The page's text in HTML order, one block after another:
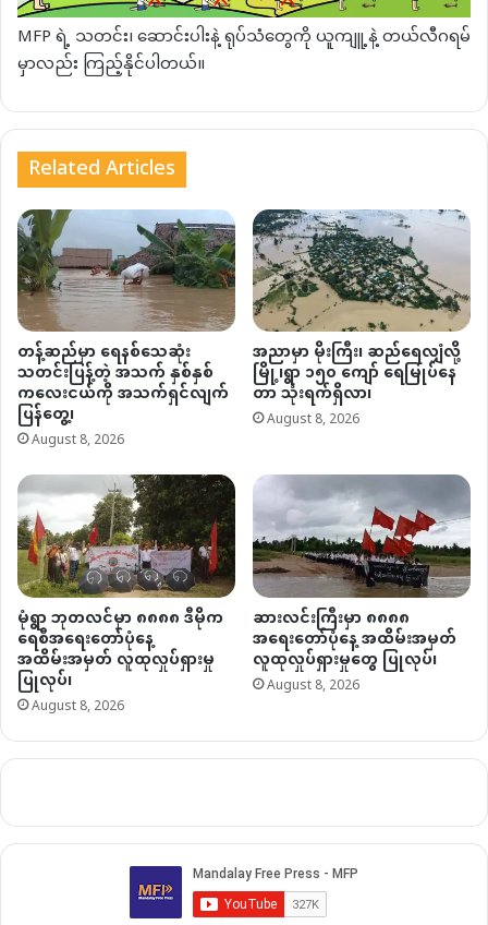
MFP ရဲ့ သတင်း၊ ဆောင်းပါးနဲ့ ရုပ်သံတွေကို ယူကျူ့နဲ့ တယ်လီဂရမ်
မှာလည်း ကြည့်နိုင်ပါတယ်။
Related Articles
တန့်ဆည်မှာ ရေနစ်သေဆုံး
သတင်းပြန့်တဲ့ အသက် နှစ်နှစ်
ကလေးငယ်ကို အသက်ရှင်လျက်
ပြန်တွေ့၊
August 8, 2026
အညာမှာ မိုးကြီး၊ ဆည်ရေလျှံလို့
မြို့၊ရွာ ၁၅၀ ကျော် ရေမြုပ်နေ
တာ သုံးရက်ရှိလာ၊
August 8, 2026
မုံရွာ ဘုတလင်မှာ ၈၈၈၈ ဒီမိုက
ရေစီအရေးတော်ပုံနေ့
အထိမ်းအမှတ် လူထုလှုပ်ရှားမှု
ပြုလုပ်၊
August 8, 2026
ဆားလင်းကြီးမှာ ၈၈၈၈
အရေးတော်ပုံနေ့ အထိမ်းအမှတ်
လူထုလှုပ်ရှားမှုတွေ ပြုလုပ်၊
August 8, 2026